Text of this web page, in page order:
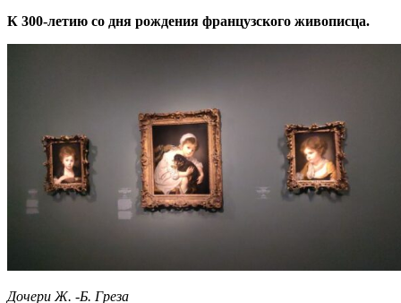
К 300-летию со дня рождения французского живописца.
Дочери Ж. -Б. Греза